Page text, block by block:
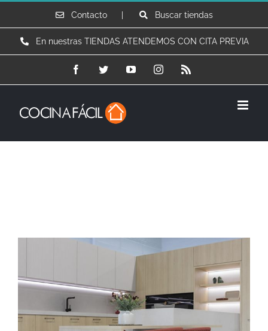
al
Contacto | Buscar tiendas
En nuestras TIENDAS ATENDEMOS CON CITA PREVIA
FacebookTwitterYouTubeInstagram
más
grande